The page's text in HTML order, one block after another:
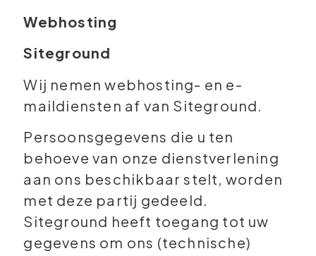
Webhosting
Siteground
Wij nemen webhosting- en e-
maildiensten af van Siteground.
Persoonsgegevens die u ten
behoeve van onze dienstverlening
aan ons beschikbaar stelt, worden
met deze partij gedeeld.
Siteground heeft toegang tot uw
gegevens om ons (technische)